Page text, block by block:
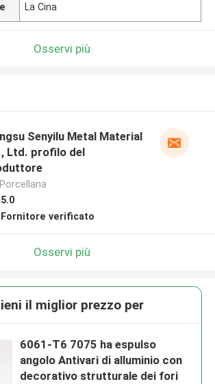
La Cina
Osservi più
Senyilu Metal Material
Ltd. profilo del
Porcellana
5.0
Fornitore verificato
Osservi più
il miglior prezzo per
6061-T6 7075 ha espulso
angolo Antivari di alluminio con
decorativo strutturale dei fori